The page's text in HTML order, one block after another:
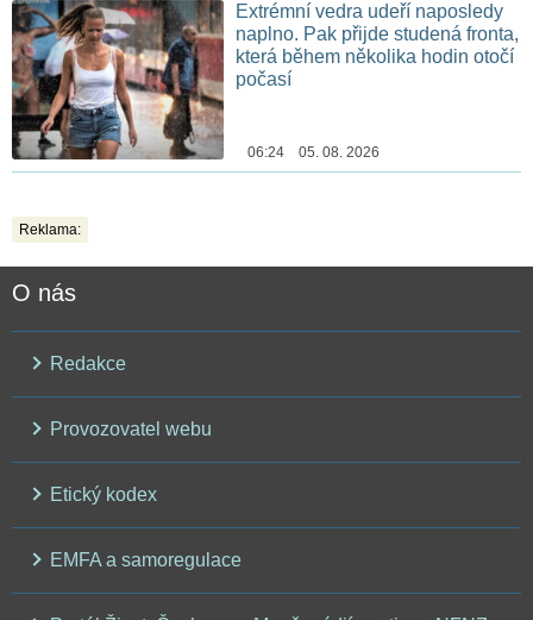
Extrémní vedra udeří naposledy
naplno. Pak přijde studená fronta,
která během několika hodin otočí
počasí
06:24 05. 08. 2026
Reklama:
O nás
Redakce
Provozovatel webu
Etický kodex
EMFA a samoregulace